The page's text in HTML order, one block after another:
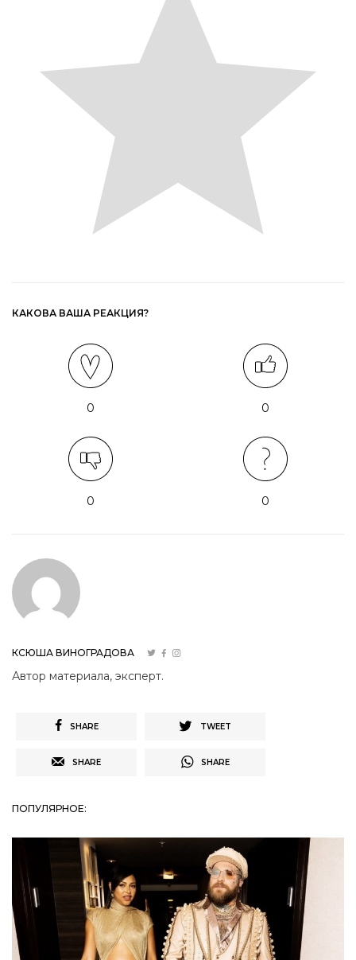
КАКОВА ВАША РЕАКЦИЯ?
0 0
0 0
КСЮША ВИНОГРАДОВА
Автор материала, эксперт.
SHARE TWEET
SHARE SHARE
ПОПУЛЯРНОЕ: